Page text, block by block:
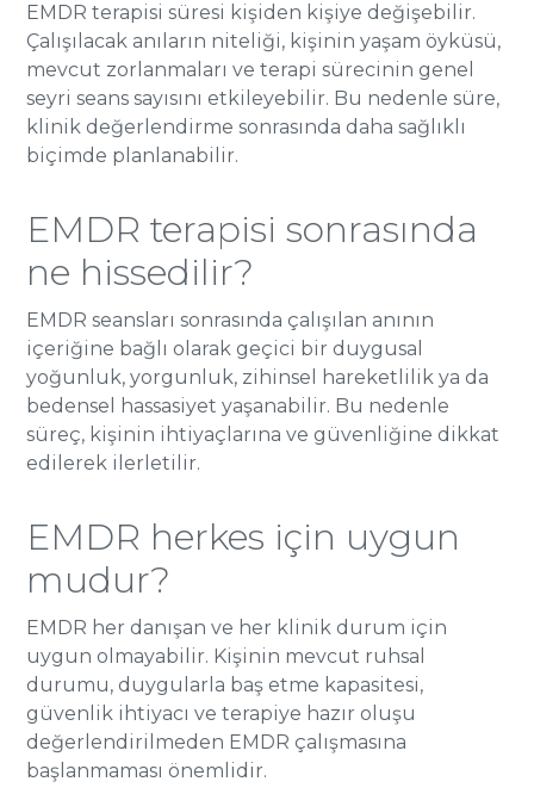
EMDR terapisi süresi kişiden kişiye değişebilir.
Çalışılacak anıların niteliği, kişinin yaşam öyküsü,
mevcut zorlanmaları ve terapi sürecinin genel
seyri seans sayısını etkileyebilir. Bu nedenle süre,
klinik değerlendirme sonrasında daha sağlıklı
biçimde planlanabilir.
EMDR terapisi sonrasında
ne hissedilir?
EMDR seansları sonrasında çalışılan anının
içeriğine bağlı olarak geçici bir duygusal
yoğunluk, yorgunluk, zihinsel hareketlilik ya da
bedensel hassasiyet yaşanabilir. Bu nedenle
süreç, kişinin ihtiyaçlarına ve güvenliğine dikkat
edilerek ilerletilir.
EMDR herkes için uygun
mudur?
EMDR her danışan ve her klinik durum için
uygun olmayabilir. Kişinin mevcut ruhsal
durumu, duygularla baş etme kapasitesi,
güvenlik ihtiyacı ve terapiye hazır oluşu
değerlendirilmeden EMDR çalışmasına
başlanmaması önemlidir.